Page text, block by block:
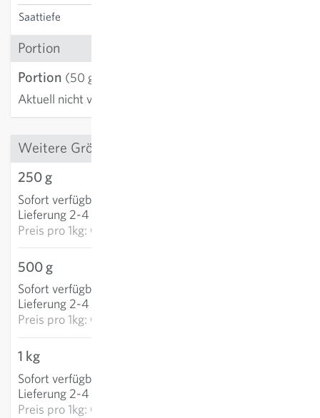
Saattiefe
Portion
Portion (50 g)
Aktuell nicht verfügbar
Weitere Grössen
250 g
Sofort verfügbar
Lieferung 2-4 Tage
Preis pro1kg: CHF 76.95
500 g
Sofort verfügbar
Lieferung 2-4 Tage
Preis pro1kg: CHF 73.15
1 kg
Sofort verfügbar
Lieferung 2-4 Tage
Preis pro1kg: CHF 60.94